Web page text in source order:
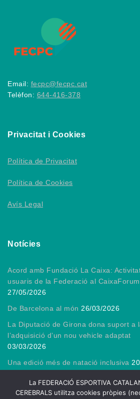
Email: fecpc@fecpc.cat
Telèfon: 644-416-378
Privacitat i Cookies
Política de Privacitat
Política de Cookies
Avís Legal
Notícies
Acord amb Fundació La Caixa:
usuaris de la Federació al CaixaForum
27/05/2026
De Barcelona al món 26/03/2026
La Diputació de Girona dona suport a
l’adquisició d’un nou vehicle adaptat
03/03/2026
Una edició més de natació inclusiva
Gràcies, President! 13/01/2026
La FEDERACIÓ ESPORTIVA
CEREBRALS utilitza cookies pròpies